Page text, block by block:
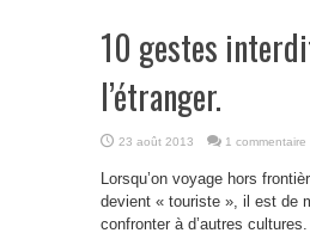
10 gestes
l’étranger.
23 août 2013 1 commentaire
Lorsqu’on voyage hors
devient « touriste », il est de
confronter à d’autres